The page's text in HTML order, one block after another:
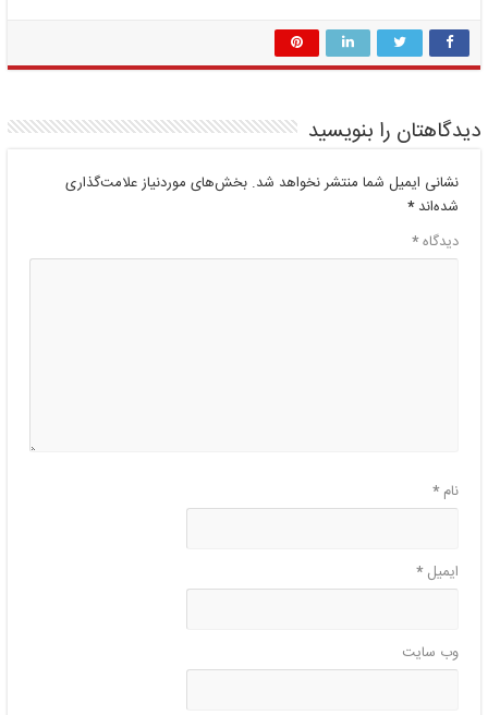
دیدگاهتان را بنویسید
نشانی ایمیل شما منتشر نخواهد شد. بخش‌های موردنیاز علامت‌گذاری
شده‌اند*
دیدگاه*
نام*
ایمیل*
وب‌ سایت